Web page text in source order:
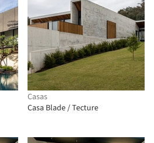
Casas
Casa Blade / Tecture